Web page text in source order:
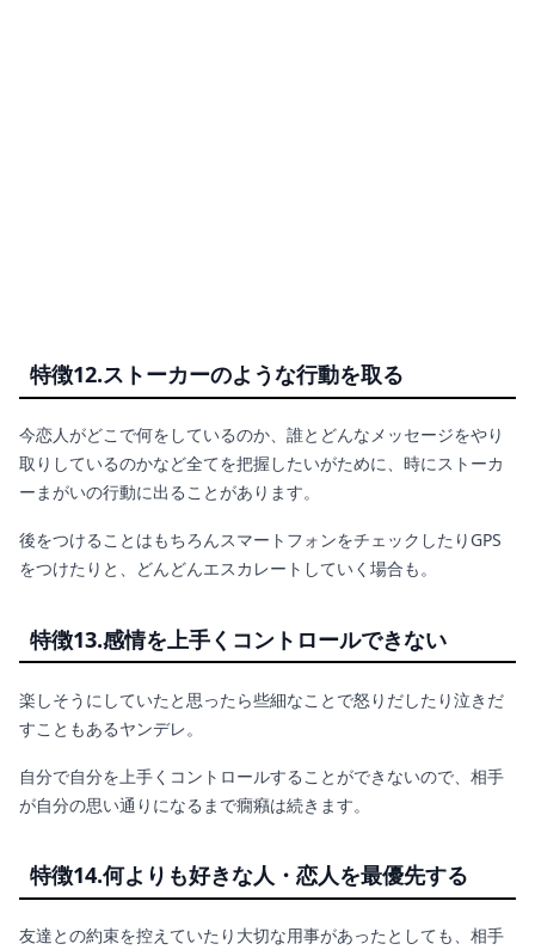
特徴12.ストーカーのような行動を取る
今恋人がどこで何をしているのか、誰とどんなメッセージをやり
取りしているのかなど全てを把握したいがために、時にストーカ
ーまがいの行動に出ることがあります。
後をつけることはもちろんスマートフォンをチェックしたりGPS
をつけたりと、どんどんエスカレートしていく場合も。
特徴13.感情を上手くコントロールできない
楽しそうにしていたと思ったら些細なことで怒りだしたり泣きだ
すこともあるヤンデレ。
自分で自分を上手くコントロールすることができないので、相手
が自分の思い通りになるまで癇癪は続きます。
特徴14.何よりも好きな人・恋人を最優先する
友達との約束を控えていたり大切な用事があったとしても、相手